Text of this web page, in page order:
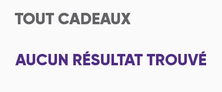
TOUT CADEAUX
AUCUN RÉSULTAT TROUVÉ